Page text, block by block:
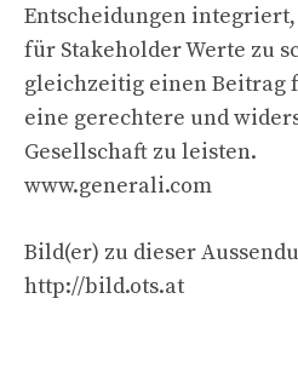
Entscheidungen
für Stakeholder Werte zu
gleichzeitig einen Beitrag
eine gerechtere und
Gesellschaft zu leisten.
www.generali.com
Bild(er) zu dieser
http://bild.ots.at